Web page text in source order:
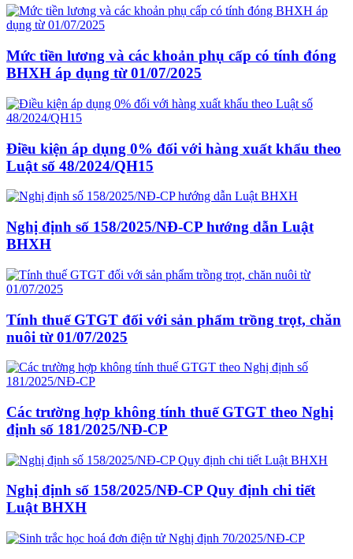
Mức tiền lương và các khoản phụ cấp có tính đóng
BHXH áp dụng từ 01/07/2025
Điều kiện áp dụng 0% đối với hàng xuất khẩu theo
Luật số 48/2024/QH15
Nghị định số 158/2025/NĐ-CP hướng dẫn Luật
BHXH
Tính thuế GTGT đối với sản phẩm trồng trọt, chăn
nuôi từ 01/07/2025
Các trường hợp không tính thuế GTGT theo Nghị
định số 181/2025/NĐ-CP
Nghị định số 158/2025/NĐ-CP Quy định chi tiết
Luật BHXH